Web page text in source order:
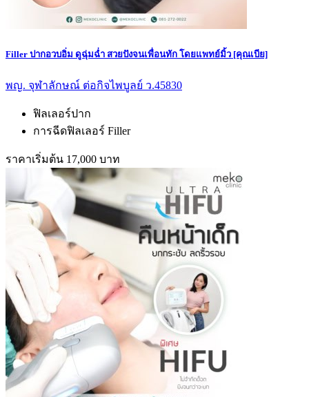
Filler ปากอวบอิ่ม ดูฉุ่มฉ่ำ สวยปังจนเพื่อนทัก โดยแพทย์มิ้ว [คุณเบีย]
พญ. จุฬาลักษณ์ ต่อกิจไพบูลย์ ว.45830
ฟิลเลอร์ปาก
การฉีดฟิลเลอร์ Filler
ราคาเริ่มต้น 17,000 บาท